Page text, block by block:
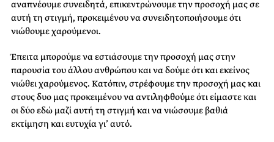
αναπνέουμε συνειδητά, επικεντρώνουμε την προσοχή μας σε
αυτή τη στιγμή, προκειμένου να συνειδητοποιήσουμε ότι
νιώθουμε χαρούμενοι.
Έπειτα μπορούμε να εστιάσουμε την προσοχή μας στην
παρουσία του άλλου ανθρώπου και να δούμε ότι και εκείνος
νιώθει χαρούμενος. Κατόπιν, στρέφουμε την προσοχή μας και
στους δυο μας προκειμένου να αντιληφθούμε ότι είμαστε και
οι δύο εδώ μαζί αυτή τη στιγμή και να νιώσουμε βαθιά
εκτίμηση και ευτυχία γι’ αυτό.